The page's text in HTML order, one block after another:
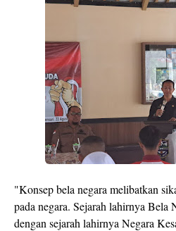
"Konsep bela negara melibatkan
pada negara. Sejarah lahirnya Bela
dengan sejarah lahirnya Negara